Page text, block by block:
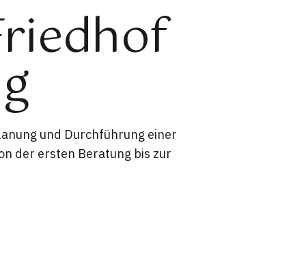
und Durchführung einer
der ersten Beratung bis zur